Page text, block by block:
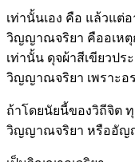
เท่านั้นเอง คือ แล้วแ
วิญญาณจริยา คืออเหตุ
เท่านั้น ดุจผ้าสีเขียวปร
วิญญาณจริยา เพราะอ
ถ้าโดยนัยนี้ของวิถีจิต
วิญญาณจริยา หรืออัญ